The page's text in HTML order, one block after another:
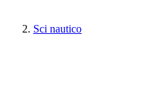
Sci nautico